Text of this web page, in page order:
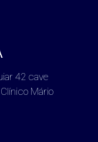
42 cave
Mário